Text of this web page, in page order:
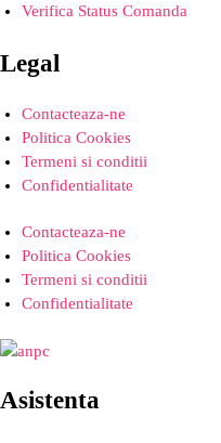
Verifica Status Comanda
Legal
Contacteaza-ne
Politica Cookies
Termeni si conditii
Confidentialitate
Contacteaza-ne
Politica Cookies
Termeni si conditii
Confidentialitate
Asistenta